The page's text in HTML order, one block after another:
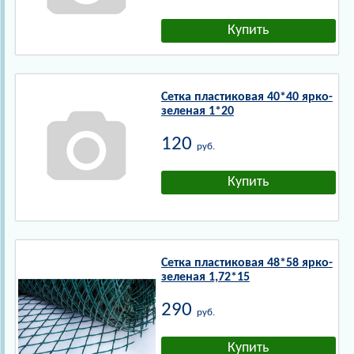
Сетка пластиковая 40*40 ярко-
зеленая 1*20
120 руб.
Сетка пластиковая 48*58 ярко-
зеленая 1,72*15
290 руб.